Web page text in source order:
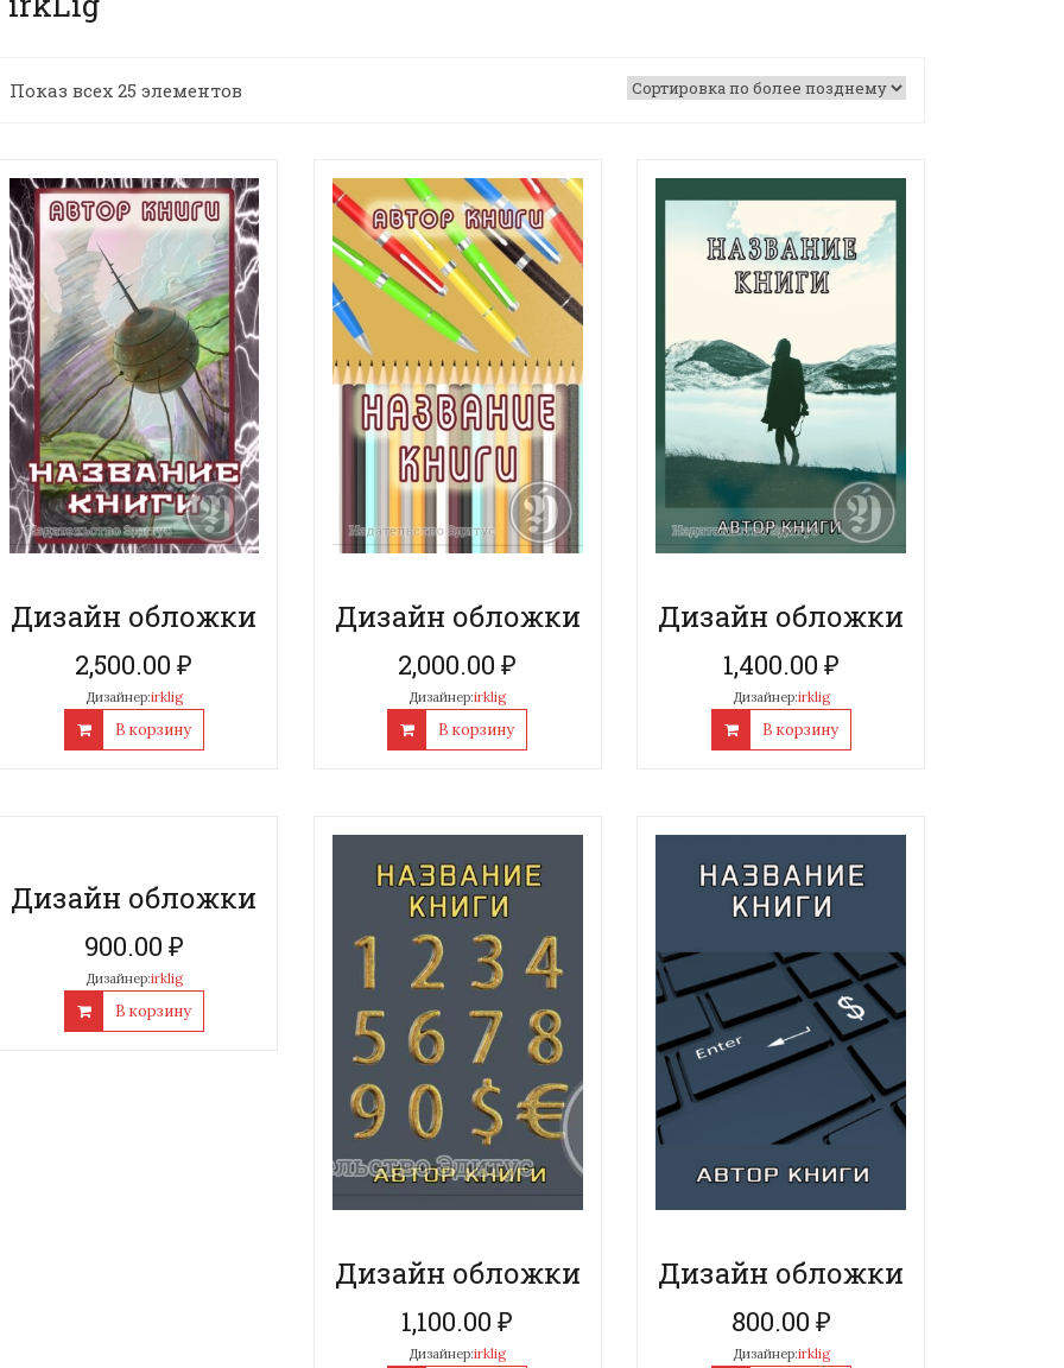
Показ всех 25 элементов
Дизайн обложки
2,500.00₽
Дизайнер:irklig
В корзину
Дизайн обложки
2,000.00₽
Дизайнер:irklig
В корзину
Дизайн обложки
1,400.00 ₽
Дизайнер:irklig
В корзину
Дизайн обложки
900.00 ₽
Дизайнер:irklig
В корзину
Дизайн обложки
1,100.00₽
Дизайнер:irklig
Дизайн обложки
800.00 ₽
Дизайнер:irklig